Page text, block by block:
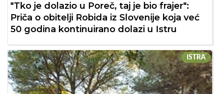
"Tko je dolazio u Poreč, taj je bio frajer":
Priča o obitelji Robida iz Slovenije koja već
50 godina kontinuirano dolazi u Istru
ISTRA